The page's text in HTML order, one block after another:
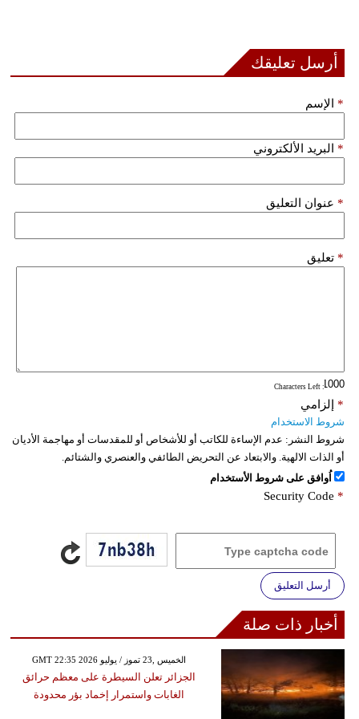
أرسل تعليقك
الإسم *
البريد الألكتروني *
عنوان التعليق *
تعليق *
: Characters Left
إلزامي *
شروط الاستخدام
شروط النشر: عدم الإساءة للكاتب أو للأشخاص أو للمقدسات أو مهاجمة الأديان
أو الذات الالهية. والابتعاد عن التحريض الطائفي والعنصري والشتائم.
اُوافق على شروط الأستخدام
Security Code *
أرسل التعليق
أخبار ذات صلة
GMT 22:35 2026 الخميس ,23 تموز / يوليو
الجزائر تعلن السيطرة على معظم حرائق
الغابات واستمرار إخماد بؤر محدودة